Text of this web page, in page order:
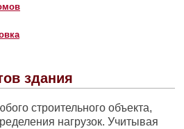
здания
строительного объекта,
нагрузок. Учитывая